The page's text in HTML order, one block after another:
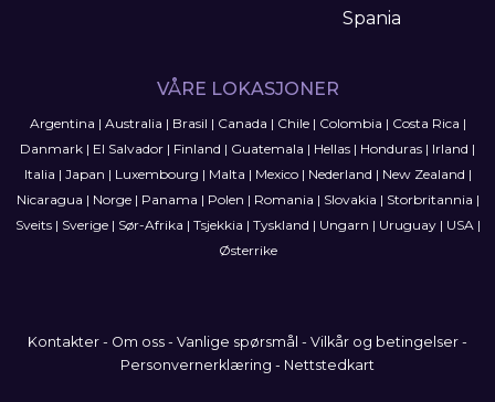
Spania
VÅRE LOKASJONER
Argentina | Australia | Brasil | Canada | Chile| Colombia | Costa Rica |
Danmark | El Salvador | Finland | Guatemala | Hellas | Honduras | Irland |
Italia | Japan | Luxembourg | Malta | Mexico| Nederland | New Zealand |
Nicaragua | Norge| Panama | Polen | Romania | Slovakia | Storbritannia |
Sveits| Sverige| Sør-Afrika | Tsjekkia | Tyskland | Ungarn | Uruguay| USA|
Østerrike
Kontakter - Om oss - Vanlige spørsmål - Vilkår og betingelser -
Personvernerklæring - Nettstedkart